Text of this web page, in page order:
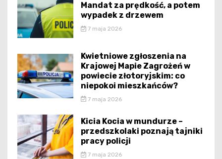
Mandat za prędkość, a potem
wypadek z drzewem
7 maja 2026
Kwietniowe zgłoszenia na
Krajowej Mapie Zagrożeń w
powiecie złotoryjskim: co
niepokoi mieszkańców?
7 maja 2026
Kicia Kocia w mundurze –
przedszkolaki poznają tajniki
pracy policji
7 maja 2026